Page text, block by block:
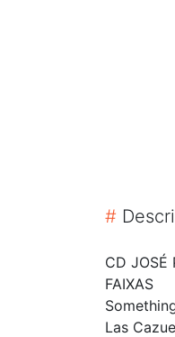
#
CD JOSÉ
FAIXAS
Las